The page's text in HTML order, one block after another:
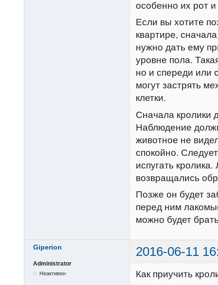
особенно их рот
Если вы хотите
квартире,
нужно дать ему
уровне пола.
но и спереди или
могут застрять
клетки.
Сначала кролики
Наблюдение
животное не
спокойно.
испугать
возвращались
Позже он будет
перед ним
можно будет
Giperion 2016-06-11
Administrator
Неактивен
Как приучить